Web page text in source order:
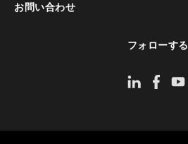
お問い合わせ
フォローする